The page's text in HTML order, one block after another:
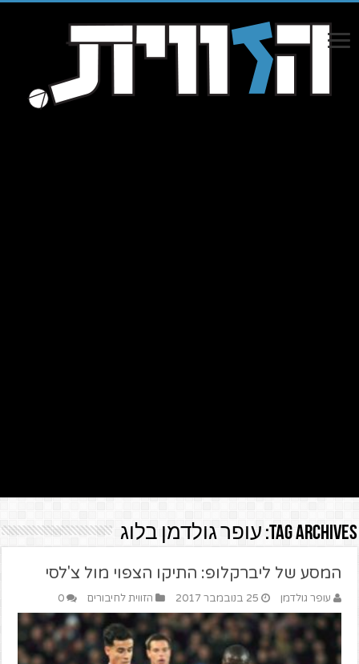
Tag Archives: עופר גולדמן בלוג
המסע של ליברקלופ: התיקו הצפוי מול צ'לסי
עופר גולדמן 25 בנובמבר 2017 הזווית לחיבורים 0